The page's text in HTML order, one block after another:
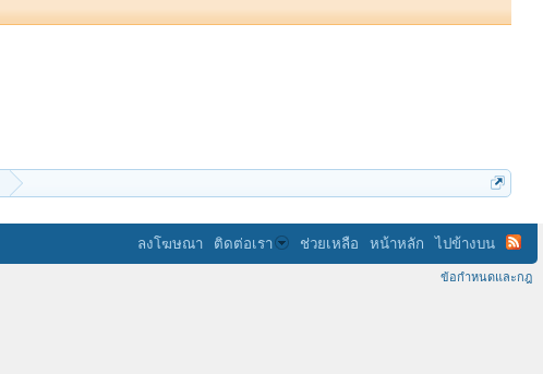
ลงโฆษณา ติดต่อเรา ช่วยเหลือ หน้าหลัก ไปข้างบน
ข้อกำหนดและกฎ